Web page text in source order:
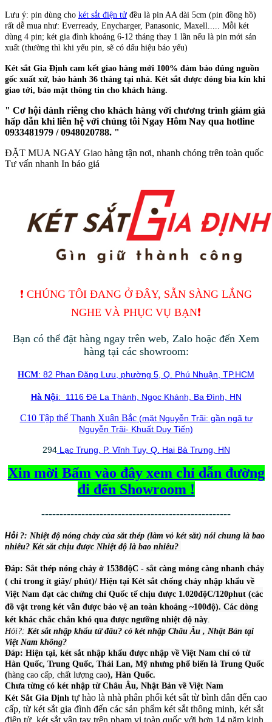
Lưu ý: pin dùng cho két sắt điện tử đều là pin AA dài 5cm (pin đồng hồ)
rất dễ mua như: Everready, Enycharger, Panasonic, Maxell..... Mỗi két
dùng 4 pin; két gia đình khoảng 6-12 tháng thay 1 lần nếu là pin mới sản
xuất (thường thì khi yếu pin, sẽ có dấu hiệu báo yếu)
Két sắt Gia Định cam kết giao hàng mới 100% đảm bảo đúng nguồn
gốc xuất xứ, bảo hành 36 tháng tại nhà. Két sắt được đóng bìa kín khi
giao tới, bảo mật thông tin cho khách hàng.
" Cơ hội dành riêng cho khách hàng với chương trình giảm giá
hấp dẫn khi liên hệ với chúng tôi Ngay Hôm Nay qua hotline
0933481979 / 0948020788. "
ĐẶT MUA NGAY Giao hàng tận nơi, nhanh chóng trên toàn quốc
Tư vấn nhanh In báo giá
❗️ CHÚNG TÔI ĐANG Ở ĐÂY, SẴN SÀNG LẮNG
NGHE VÀ PHỤC VỤ BẠN❗️
Bạn có thể đặt hàng ngay trên web, Zalo hoặc đến Xem
hàng tại các showroom:
HCM: 82 Phan Đăng Lưu, phường 5, Q. Phú Nhuận, TP.HCM
Hà Nội: 1116 Đê La Thành, Ngọc Khánh, Ba Đình, HN
C10 Tập thể Thanh Xuân Bắc(mặt Nguyễn Trãi: gần ngã tư
Nguyễn Trãi- Khuất Duy Tiến)
294Lạc Trung, P. Vĩnh Tuy, Q. Hai Bà Trưng, HN
Xin mời Bấm vào đây xem chỉ dẫn đường
đi đến Showroom !
----------------------------------------------------
Hỏi ?: Nhiệt độ nóng chảy của sắt thép (làm vỏ két sắt) nói chung là bao
nhiêu? Két sắt chịu được Nhiệt độ là bao nhiêu?
Đáp: Sắt thép nóng chảy ở 1538độC - sắt càng mỏng càng nhanh chảy
( chỉ trong ít giây/ phút)/ Hiện tại Két sắt chống cháy nhập khẩu về
Việt Nam đạt các chứng chỉ Quốc tế chịu được 1.020độC/120phut (các
đồ vật trong két vẫn được bảo vệ an toàn khoảng ~100độ). Các dòng
két khác chắc chắn khó qua được ngưỡng nhiệt độ này
Hỏi?: Két sắt nhập khẩu từ đâu? có két nhập Châu Âu , Nhật Bản tại
Việt Nam không?
Đáp: Hiện tại, két sắt nhập khẩu được nhập về Việt Nam chỉ có từ
Hàn Quốc, Trung Quốc, Thái Lan, Mỹ nhưng phổ biến là Trung Quốc
(hàng cao cấp, chất lượng cao), Hàn Quốc.
Chưa từng có két nhập từ Châu Âu, Nhật Bản về Việt Nam
Két Sắt Gia Định tự hào là nhà phân phối két sắt từ bình dân đến cao
cấp, từ két sắt gia đình đến các sản phẩm két sắt thông minh, két sắt
điện tử, két sắt vân tay trên phạm vi toàn quốc với hơn 14 năm kinh